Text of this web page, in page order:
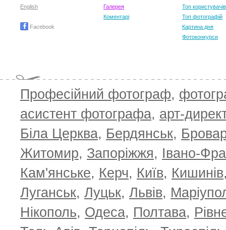
English
Facebook
Галерея
Коментарі
Топ користувачів
Топ фотографій
Картина дня
Фотоконкурси
Професійний фотограф,
асистент фотографа, арт-
Біла Церква, Бердянськ,
Житомир, Запоріжжя, Івано-
Кам'янське, Керч, Київ, Кишинів
Луганськ, Луцьк, Львів,
Нікополь, Одеса, Полтава,